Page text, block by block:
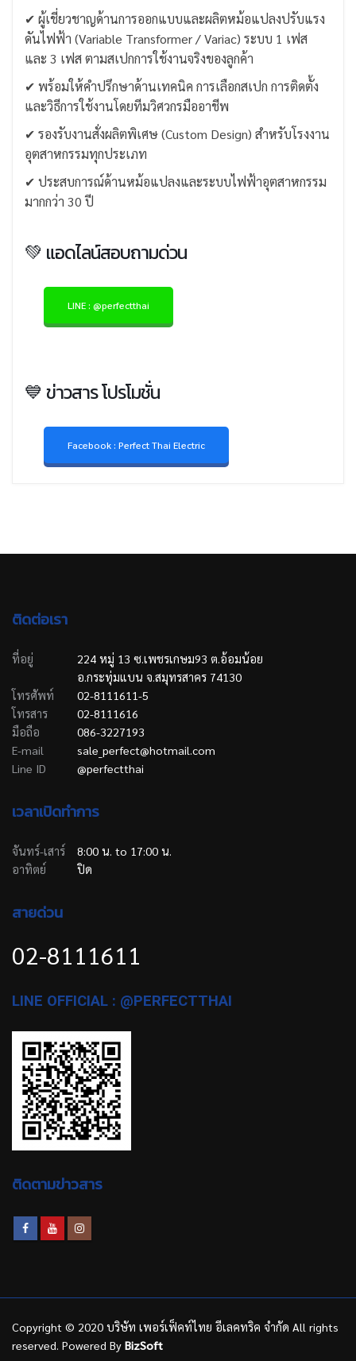
✔ ผู้เชี่ยวชาญด้านการออกแบบและผลิตหม้อแปลงปรับแรง
ดันไฟฟ้า (Variable Transformer / Variac) ระบบ 1 เฟส
และ 3 เฟส ตามสเปกการใช้งานจริงของลูกค้า
✔ พร้อมให้คำปรึกษาด้านเทคนิค การเลือกสเปก การติดตั้ง
และวิธีการใช้งานโดยทีมวิศวกรมืออาชีพ
✔ รองรับงานสั่งผลิตพิเศษ (Custom Design) สำหรับโรงงาน
อุตสาหกรรมทุกประเภท
✔ ประสบการณ์ด้านหม้อแปลงและระบบไฟฟ้าอุตสาหกรรม
มากกว่า 30 ปี
💚 แอดไลน์สอบถามด่วน
LINE : @perfectthai
💙 ข่าวสาร โปรโมชั่น
Facebook : Perfect Thai Electric
ติดต่อเรา
ที่อยู่
224 หมู่ 13 ซ.เพชรเกษม93 ต.อ้อมน้อย
อ.กระทุ่มแบน จ.สมุทรสาคร 74130
โทรศัพท์
02-8111611-5
โทรสาร
02-8111616
มือถือ
086-3227193
E-mail
sale_perfect@hotmail.com
Line ID
@perfectthai
เวลาเปิดทำการ
จันทร์-เสาร์
8:00 น. to 17:00 น.
อาทิตย์
ปิด
สายด่วน
02-8111611
LINE OFFICIAL : @PERFECTTHAI
ติดตามข่าวสาร
Copyright © 2020 บริษัท เพอร์เฟ็คท์ไทย อีเลคทริค จำกัด All rights
reserved. Powered By BizSoft